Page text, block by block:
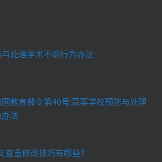
处理学术不端行为办法
教育部令第40号:高等学校预防与处理
法
重修改技巧有哪些？